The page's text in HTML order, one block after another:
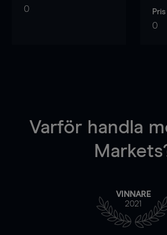
0 Pris
0
Varför handla
VINNARE
2021